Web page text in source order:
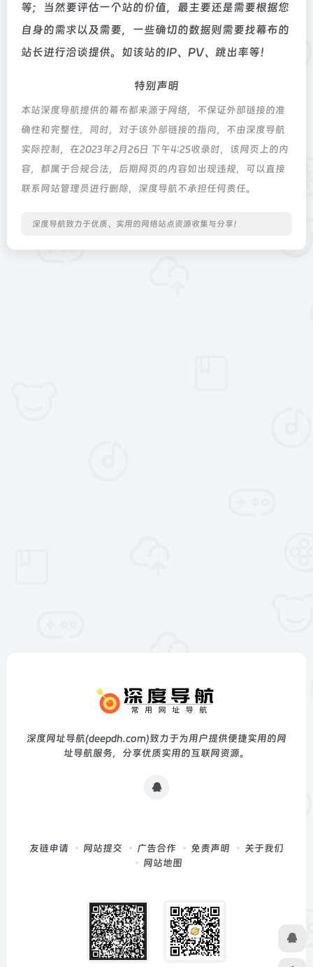
等；当然要评估一个站的价值，最主要还是需要根据您
自身的需求以及需要，一些确切的数据则需要找幕布的
站长进行洽谈提供。如该站的IP、PV、跳出率等！
特别声明
本站深度导航提供的幕布都来源于网络，不保证外部链接的准
确性和完整性，同时，对于该外部链接的指向，不由深度导航
实际控制，在2023年2月26日 下午4:25收录时，该网页上的内
容，都属于合规合法，后期网页的内容如出现违规，可以直接
联系网站管理员进行删除，深度导航不承担任何责任。
深度导航致力于优质、实用的网络站点资源收集与分享！
深度网址导航(deepdh.com)致力于为用户提供便捷实用的网
址导航服务，分享优质实用的互联网资源。
友链申请 网站提交 广告合作 免责声明
关于我们
网站地图